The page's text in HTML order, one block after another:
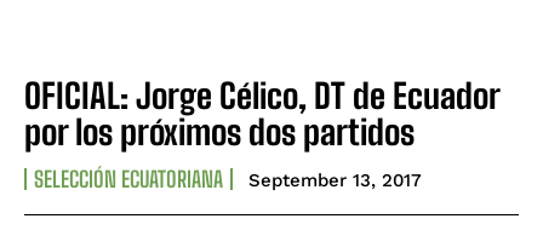
OFICIAL: Jorge Célico, DT de Ecuador
por los próximos dos partidos
SELECCIÓN ECUATORIANA September 13, 2017